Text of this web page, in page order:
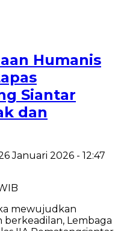
Humanis
Siantar
dan
Januari 2026 - 12:47
mewujudkan
berkeadilan, Lembaga